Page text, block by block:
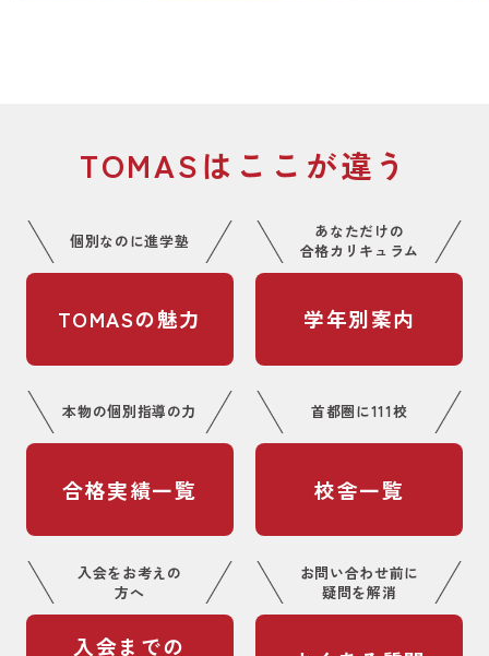
TOMASはここが違う
個別なのに進学塾
TOMASの魅力
あなただけの
合格カリキュラム
学年別案内
本物の個別指導の力
合格実績一覧
首都圏に111校
校舎一覧
入会をお考えの
方へ
入会までの
お問い合わせ前に
疑問を解消